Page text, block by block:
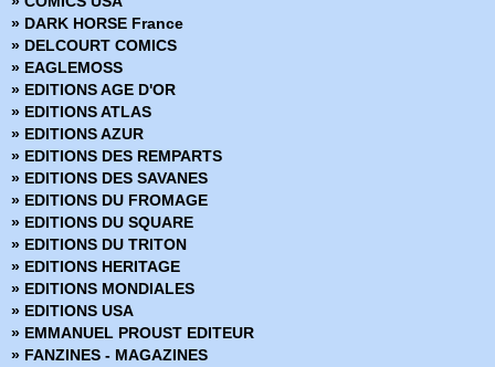
» Bone Parish
» Bourbon Thret
» BPRD
» BPRD - L'Enfer sur terre
» BPRD - Un Mal bien connu
» BPRD Origines
» Brit
» BRZRKR
» BRZRKR - Bloodlines
» BuzzKill
» Cages
» Canary
» Captain Ginger
» Changing Ways
» Charlie Adlard - Art Book
» Château l'attente
» Chimichanga
» DARK HORSE France
» DELCOURT COMICS
» EAGLEMOSS
» EDITIONS AGE D'OR
» EDITIONS ATLAS
» EDITIONS AZUR
» EDITIONS DES REMPARTS
» EDITIONS DES SAVANES
» EDITIONS DU FROMAGE
» EDITIONS DU SQUARE
» EDITIONS DU TRITON
» EDITIONS HERITAGE
» EDITIONS MONDIALES
» EDITIONS USA
» EMMANUEL PROUST EDITEUR
» FANZINES - MAGAZINES